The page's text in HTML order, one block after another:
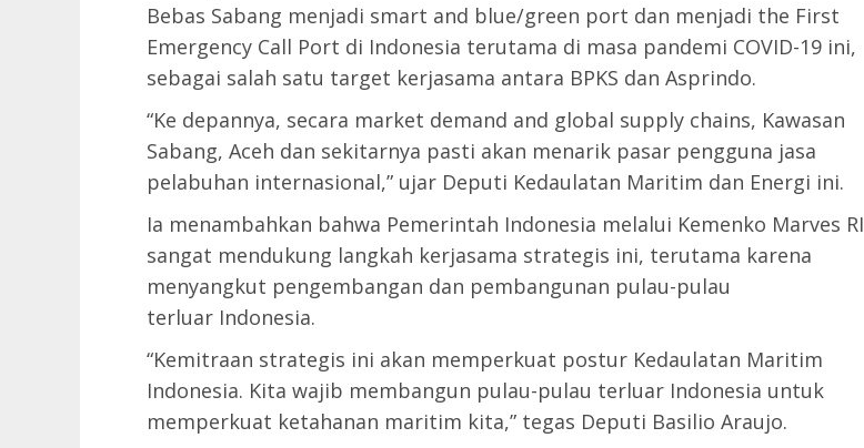
Bebas Sabang menjadi smart and blue/green port dan menjadi the First
Emergency Call Port di Indonesia terutama di masa pandemi COVID-19 ini,
sebagai salah satu target kerjasama antara BPKS dan Asprindo.
“Ke depannya, secara market demand and global supply chains, Kawasan
Sabang, Aceh dan sekitarnya pasti akan menarik pasar pengguna jasa
pelabuhan internasional,” ujar Deputi Kedaulatan Maritim dan Energi ini.
Ia menambahkan bahwa Pemerintah Indonesia melalui Kemenko Marves RI
sangat mendukung langkah kerjasama strategis ini, terutama karena
menyangkut pengembangan dan pembangunan pulau-pulau
terluar Indonesia.
“Kemitraan strategis ini akan memperkuat postur Kedaulatan Maritim
Indonesia. Kita wajib membangun pulau-pulau terluar Indonesia untuk
memperkuat ketahanan maritim kita,” tegas Deputi Basilio Araujo.